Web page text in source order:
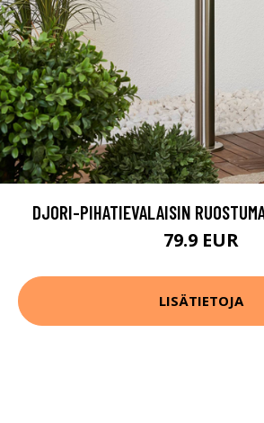
DJORI-PIHATIEVALAISIN
79.9 EUR
LISÄTIETOJA